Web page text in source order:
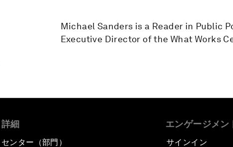
Michael Sanders is a Reader in Public
Executive Director of the What Works
詳細
センター（部門）
エンゲージメン
サインイン